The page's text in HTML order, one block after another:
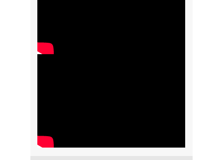
" width="300" height="150">
" width="300" height="150">